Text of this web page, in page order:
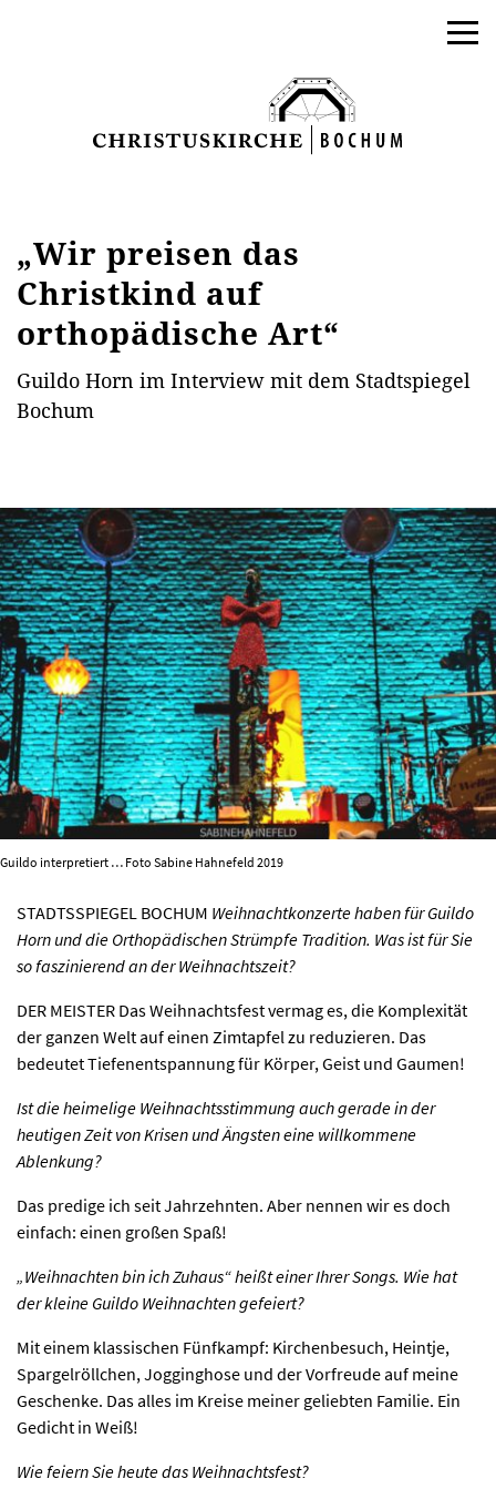
AKTUELLES
PROGRAMM
KIRCHE DER KULTUREN
FOTOS
KONTAKT
Facebook Newsletter
Ticktes kaufen
Kontakt
„Wir preisen das
Christkind auf
orthopädische Art“
Guildo Horn im Interview mit dem Stadtspiegel
Bochum
Guildo interpretiert … Foto Sabine Hahnefeld 2019
STADTSSPIEGEL BOCHUM Weihnachtkonzerte haben für Guildo
Horn und die Orthopädischen Strümpfe Tradition. Was ist für Sie
so faszinierend an der Weihnachtszeit?
DER MEISTER Das Weihnachtsfest vermag es, die Komplexität
der ganzen Welt auf einen Zimtapfel zu reduzieren. Das
bedeutet Tiefenentspannung für Körper, Geist und Gaumen!
Ist die heimelige Weihnachtsstimmung auch gerade in der
heutigen Zeit von Krisen und Ängsten eine willkommene
Ablenkung?
Das predige ich seit Jahrzehnten. Aber nennen wir es doch
einfach: einen großen Spaß!
„Weihnachten bin ich Zuhaus“ heißt einer Ihrer Songs. Wie hat
der kleine Guildo Weihnachten gefeiert?
Mit einem klassischen Fünfkampf: Kirchenbesuch, Heintje,
Spargelröllchen, Jogginghose und der Vorfreude auf meine
Geschenke. Das alles im Kreise meiner geliebten Familie. Ein
Gedicht in Weiß!
Wie feiern Sie heute das Weihnachtsfest?